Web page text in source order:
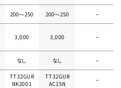
200〜250 200〜250 −
3,000 3,000 −
なし なし −
TT32GUR
NK2001
TT32GUR
AC15N
−